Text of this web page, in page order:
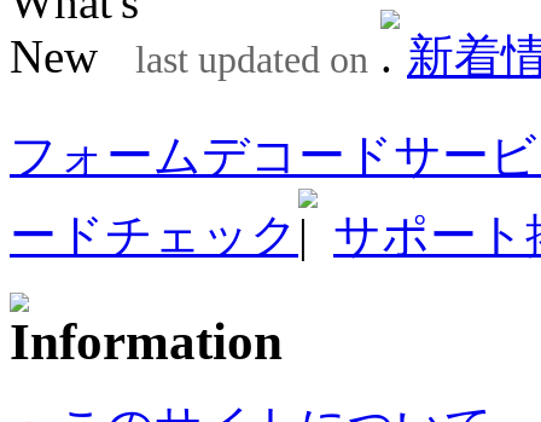
last updated on
新着
フォームデコードサー
ードチェック
サポート